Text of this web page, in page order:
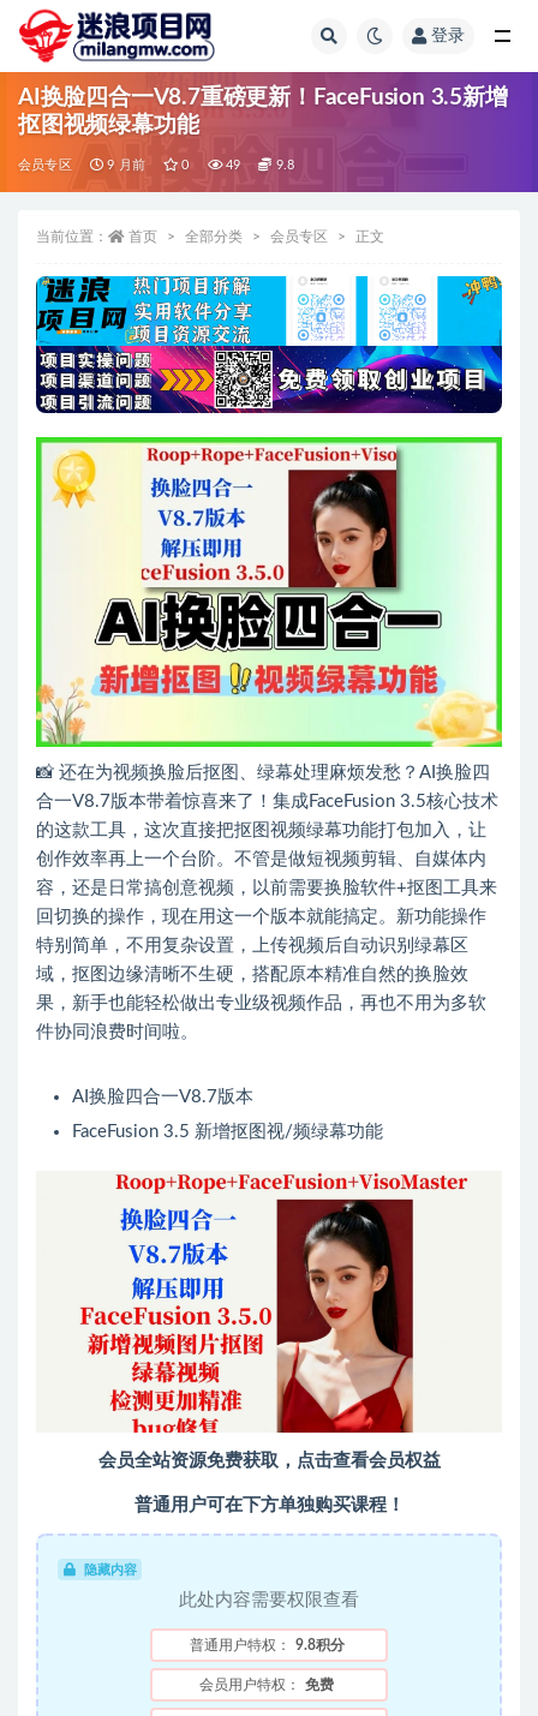
登录
AI换脸四合一V8.7重磅更新！FaceFusion 3.5新增
抠图视频绿幕功能
会员专区 9 月前 0 49 9.8
当前位置： 首页 全部分类 会员专区 正文
📸 还在为视频换脸后抠图、绿幕处理麻烦发愁？AI换脸四
合一V8.7版本带着惊喜来了！集成FaceFusion 3.5核心技术
的这款工具，这次直接把抠图视频绿幕功能打包加入，让
创作效率再上一个台阶。不管是做短视频剪辑、自媒体内
容，还是日常搞创意视频，以前需要换脸软件+抠图工具来
回切换的操作，现在用这一个版本就能搞定。新功能操作
特别简单，不用复杂设置，上传视频后自动识别绿幕区
域，抠图边缘清晰不生硬，搭配原本精准自然的换脸效
果，新手也能轻松做出专业级视频作品，再也不用为多软
件协同浪费时间啦。
AI换脸四合一V8.7版本
FaceFusion 3.5 新增抠图视/频绿幕功能
会员全站资源免费获取，点击查看会员权益
普通用户可在下方单独购买课程！
隐藏内容
此处内容需要权限查看
普通用户特权： 9.8积分
会员用户特权： 免费
全部